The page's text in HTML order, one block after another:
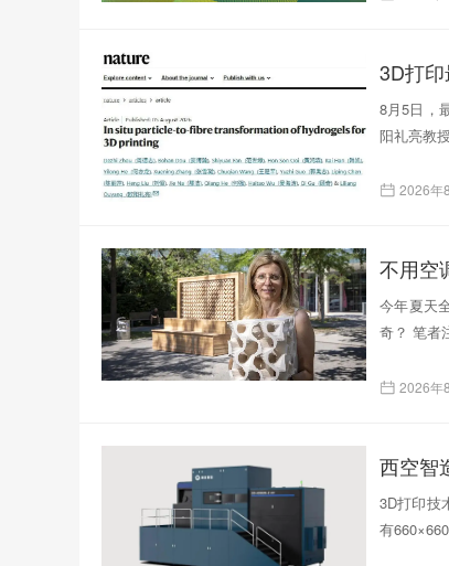
3D打印
8月5日，
阳礼亮教
2026年
不用空
今年夏天
奇？ 笔者
2026年
西空智
3D打印技
有